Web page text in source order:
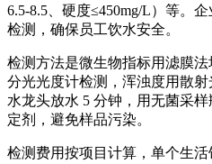
6.5-8.5、硬度≤450mg/L）等。
检测，确保员工饮水安全。
检测方法是微生物指标用滤膜
分光光度计检测，浑浊度用散
水龙头放水 5 分钟，用无菌采
定剂，避免样品污染。
检测费用按项目计算，单个生